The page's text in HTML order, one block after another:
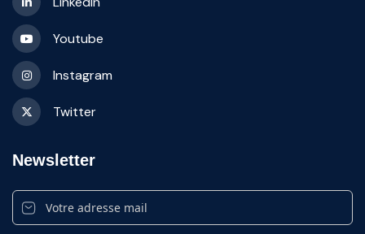
Youtube
Instagram
Twitter
Newsletter